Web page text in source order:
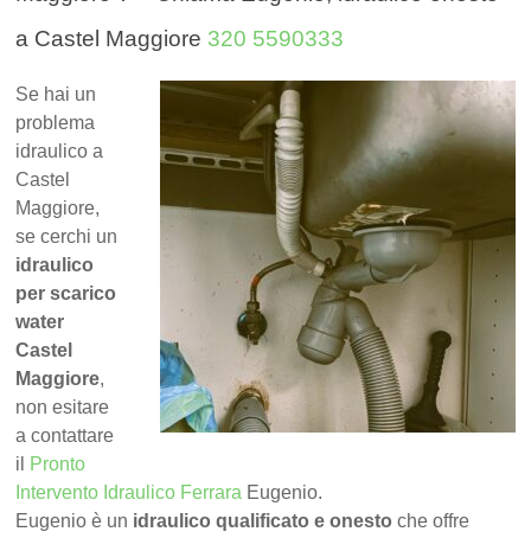
a Castel Maggiore 320 5590333
Se hai un
problema
idraulico a
Castel
Maggiore,
se cerchi un
idraulico
per scarico
water
Castel
Maggiore,
non esitare
a contattare
il Pronto
Intervento Idraulico Ferrara Eugenio.
Eugenio è un idraulico qualificato e onesto che offre